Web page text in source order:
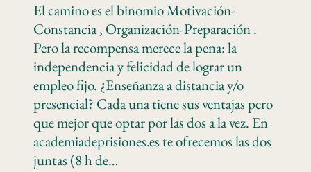
El camino es el binomio Motivación-
Constancia , Organización-Preparación .
Pero la recompensa merece la pena: la
independencia y felicidad de lograr un
empleo fijo. ¿Enseñanza a distancia y/o
presencial? Cada una tiene sus ventajas pero
que mejor que optar por las dos a la vez. En
academiadeprisiones.es te ofrecemos las dos
juntas (8 h de…